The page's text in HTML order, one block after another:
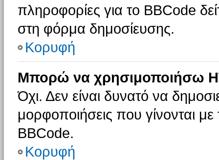
πληροφορίες για το BBCode
στη φόρμα δημοσίευσης.
Κορυφή
Μπορώ να χρησιμοποιήσω
Όχι. Δεν είναι δυνατό να
μορφοποιήσεις που γίνονται
BBCode.
Κορυφή